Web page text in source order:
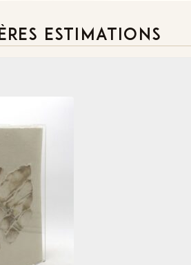
ESTIMATIONS